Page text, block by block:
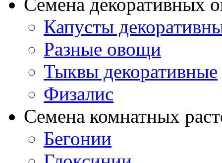
Капусты
Разные овощи
Тыквы декоративные
Физалис
Семена комнатных
Бегонии